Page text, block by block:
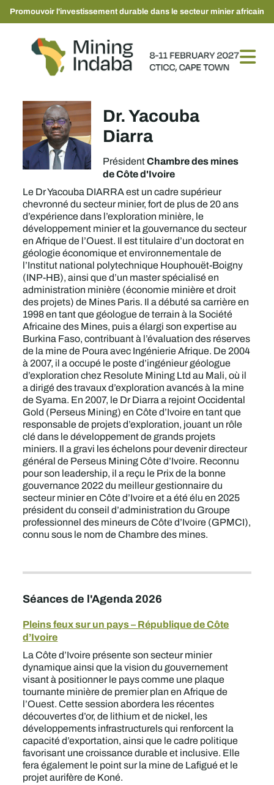
Promouvoir l'investissement durable dans le secteur minier africain
Dr. Yacouba
Diarra
PrésidentChambre des mines
de Côte d'Ivoire
Le Dr Yacouba DIARRA est un cadre supérieur
chevronné du secteur minier, fort de plus de 20 ans
d’expérience dans l’exploration minière, le
développement minier et la gouvernance du secteur
en Afrique de l’Ouest. Il est titulaire d’un doctorat en
géologie économique et environnementale de
l’Institut national polytechnique Houphouët-Boigny
(INP-HB), ainsi que d’un master spécialisé en
administration minière (économie minière et droit
des projets) de Mines Paris. Il a débuté sa carrière en
1998 en tant que géologue de terrain à la Société
Africaine des Mines, puis a élargi son expertise au
Burkina Faso, contribuant à l’évaluation des réserves
de la mine de Poura avec Ingénierie Afrique. De 2004
à 2007, il a occupé le poste d’ingénieur géologue
d’exploration chez Resolute Mining Ltd au Mali, où il
a dirigé des travaux d’exploration avancés à la mine
de Syama. En 2007, le Dr Diarra a rejoint Occidental
Gold (Perseus Mining) en Côte d’Ivoire en tant que
responsable de projets d’exploration, jouant un rôle
clé dans le développement de grands projets
miniers. Il a gravi les échelons pour devenir directeur
général de Perseus Mining Côte d’Ivoire. Reconnu
pour son leadership, il a reçu le Prix de la bonne
gouvernance 2022 du meilleur gestionnaire du
secteur minier en Côte d’Ivoire et a été élu en 2025
président du conseil d’administration du Groupe
professionnel des mineurs de Côte d’Ivoire (GPMCI),
connu sous le nom de Chambre des mines.
Séances de l'Agenda 2026
Pleins feux sur un pays – République de Côte
d’Ivoire
La Côte d’Ivoire présente son secteur minier
dynamique ainsi que la vision du gouvernement
visant à positionner le pays comme une plaque
tournante minière de premier plan en Afrique de
l’Ouest. Cette session abordera les récentes
découvertes d’or, de lithium et de nickel, les
développements infrastructurels qui renforcent la
capacité d’exportation, ainsi que le cadre politique
favorisant une croissance durable et inclusive. Elle
fera également le point sur la mine de Lafigué et le
projet aurifère de Koné.